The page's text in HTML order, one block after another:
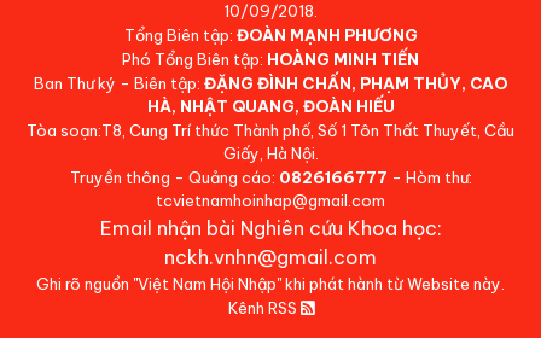
10/09/2018.
Tổng Biên tập: ĐOÀN MẠNH PHƯƠNG
Phó Tổng Biên tập: HOÀNG MINH TIẾN
Ban Thư ký - Biên tập: ĐẶNG ĐÌNH CHẤN, PHẠM THỦY, CAO
HÀ, NHẬT QUANG, ĐOÀN HIẾU
Tòa soạn:T8, Cung Trí thức Thành phố, Số 1 Tôn Thất Thuyết, Cầu
Giấy, Hà Nội.
Truyền thông - Quảng cáo: 0826166777 - Hòm thư:
tcvietnamhoinhap@gmail.com
Email nhận bài Nghiên cứu Khoa học:
nckh.vnhn@gmail.com
Ghi rõ nguồn "Việt Nam Hội Nhập" khi phát hành từ Website này.
Kênh RSS